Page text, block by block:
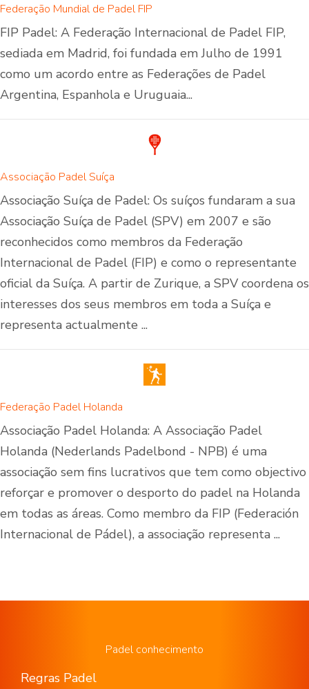
Federação Mundial de Padel FIP
FIP Padel: A Federação Internacional de Padel FIP,
sediada em Madrid, foi fundada em Julho de 1991
como um acordo entre as Federações de Padel
Argentina, Espanhola e Uruguaia...
Associação Padel Suíça
Associação Suíça de Padel: Os suíços fundaram a sua
Associação Suíça de Padel (SPV) em 2007 e são
reconhecidos como membros da Federação
Internacional de Padel (FIP) e como o representante
oficial da Suíça. A partir de Zurique, a SPV coordena os
interesses dos seus membros em toda a Suíça e
representa actualmente ...
Federação Padel Holanda
Associação Padel Holanda: A Associação Padel
Holanda (Nederlands Padelbond - NPB) é uma
associação sem fins lucrativos que tem como objectivo
reforçar e promover o desporto do padel na Holanda
em todas as áreas. Como membro da FIP (Federación
Internacional de Pádel), a associação representa ...
Padel conhecimento
Regras Padel